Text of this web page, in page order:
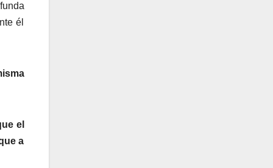
él
el
a